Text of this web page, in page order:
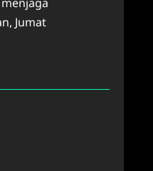
Jumat